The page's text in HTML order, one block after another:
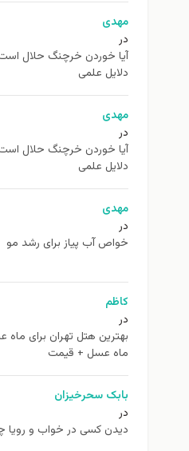
مهدی
در
آیا خوردن خرچنگ حلال
دلایل علمی
مهدی
در
آیا خوردن خرچنگ حلال
دلایل علمی
مهدی
در
خواص آب پیاز برای رشد مو
کاظم
در
ماه عسل + قیمت
بابک سحرخیزان
در
دیدن کسی در خواب و رویا